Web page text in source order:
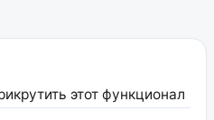
этот функционал